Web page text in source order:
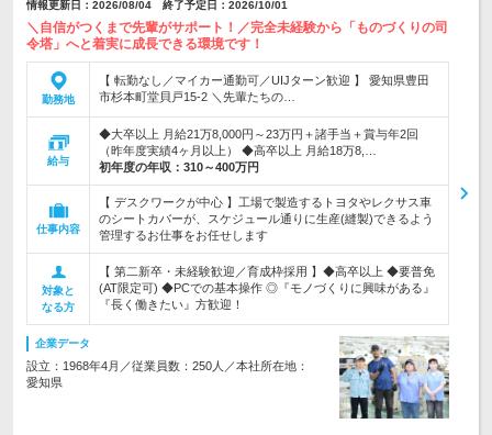
情報更新日：2026/08/04 終了予定日：2026/10/01
＼自信がつくまで先輩がサポート！／完全未経験から「ものづくりの司
令塔」へと着実に成長できる環境です！
勤務地
【 転勤なし／マイカー通勤可／UIJターン歓迎 】 愛知県豊田
市杉本町堂貝戸15-2 ＼先輩たちの…
給与
◆大卒以上 月給21万8,000円～23万円＋諸手当＋賞与年2回
（昨年度実績4ヶ月以上） ◆高卒以上 月給18万8,…
初年度の年収： 310～400万円
仕事内容
【 デスクワークが中心 】工場で製造するトヨタやレクサス車
のシートカバーが、スケジュール通りに生産(縫製)できるよう
管理するお仕事をお任せします
対象と
なる方
【 第二新卒・未経験歓迎／育成枠採用 】◆高卒以上 ◆要普免
(AT限定可) ◆PCでの基本操作 ◎『モノづくりに興味がある』
『長く働きたい』方歓迎！
企業データ
設立：1968年4月／従業員数：250人／本社所在地：
愛知県